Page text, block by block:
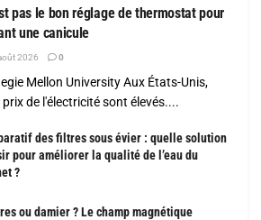
pas le bon réglage de thermostat pour
une canicule
2026 0
Mellon University Aux États-Unis,
de l'électricité sont élevés....
des filtres sous évier : quelle solution
pour améliorer la qualité de l’eau du
?
ou damier ? Le champ magnétique